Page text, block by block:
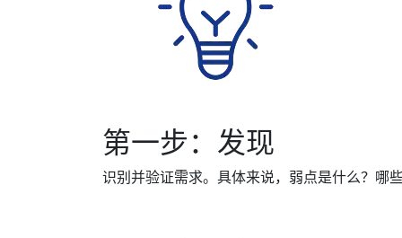
第一步：发现
识别并验证需求。具体来说，弱点是什么？哪